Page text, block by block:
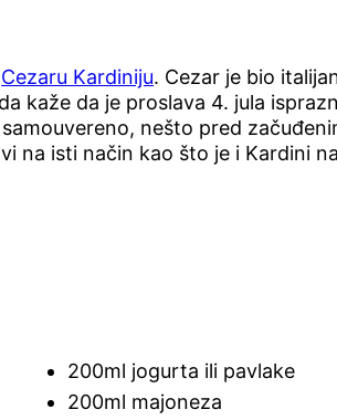
Cezaru Kardiniju. Cezar je bio
kaže da je proslava 4. jula
nešto pred
na isti način kao što je i Kardini
200ml jogurta ili pavlake
200ml majoneza